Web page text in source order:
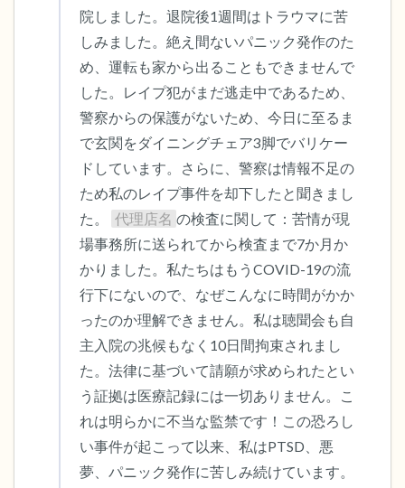
院しました。退院後1週間はトラウマに苦
しみました。絶え間ないパニック発作のた
め、運転も家から出ることもできませんで
した。レイプ犯がまだ逃走中であるため、
警察からの保護がないため、今日に至るま
で玄関をダイニングチェア3脚でバリケー
ドしています。さらに、警察は情報不足の
ため私のレイプ事件を却下したと聞きまし
た。
代理店名 の検査に関して：苦情が現
場事務所に送られてから検査まで7か月か
かりました。私たちはもうCOVID-19の流
行下にないので、なぜこんなに時間がかか
ったのか理解できません。私は聴聞会も自
主入院の兆候もなく10日間拘束されまし
た。法律に基づいて請願が求められたとい
う証拠は医療記録には一切ありません。こ
れは明らかに不当な監禁です！この恐ろし
い事件が起こって以来、私はPTSD、悪
夢、パニック発作に苦しみ続けています。